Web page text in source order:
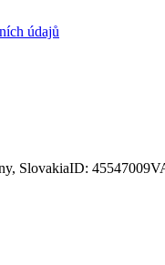
údajů
SlovakiaID: 45547009